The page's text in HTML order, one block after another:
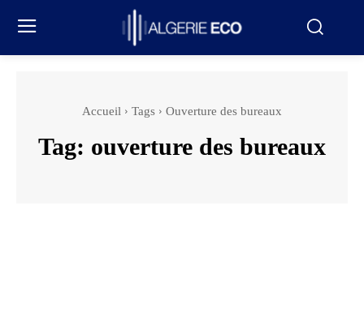
Accueil Tags Ouverture des bureaux
Tag: ouverture des bureaux